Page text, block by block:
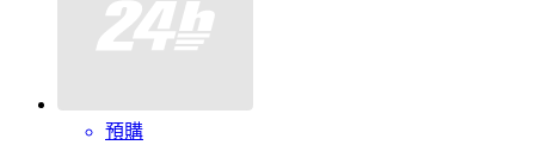
預購